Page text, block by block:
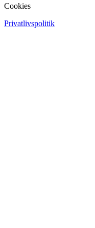
Cookies
Privatlivspolitik